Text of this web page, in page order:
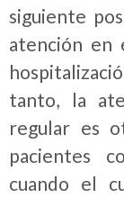
siguiente
atención en
tanto, la
regular es
pacientes
cuando el